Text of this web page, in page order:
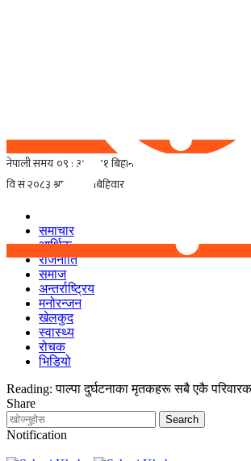
समाचार
आर्थिक
राजनीति
समाज
अन्तर्राष्ट्रिय
मनोरन्जन
खेलकुद
स्वास्थ्य
रोचक
भिडियो
Reading: पाल्पा दुर्घटनाका मृतकहरू सबै एकै
Share
Notification